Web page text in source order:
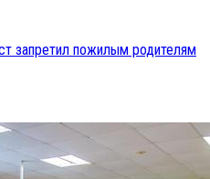
запретил пожилым родителям